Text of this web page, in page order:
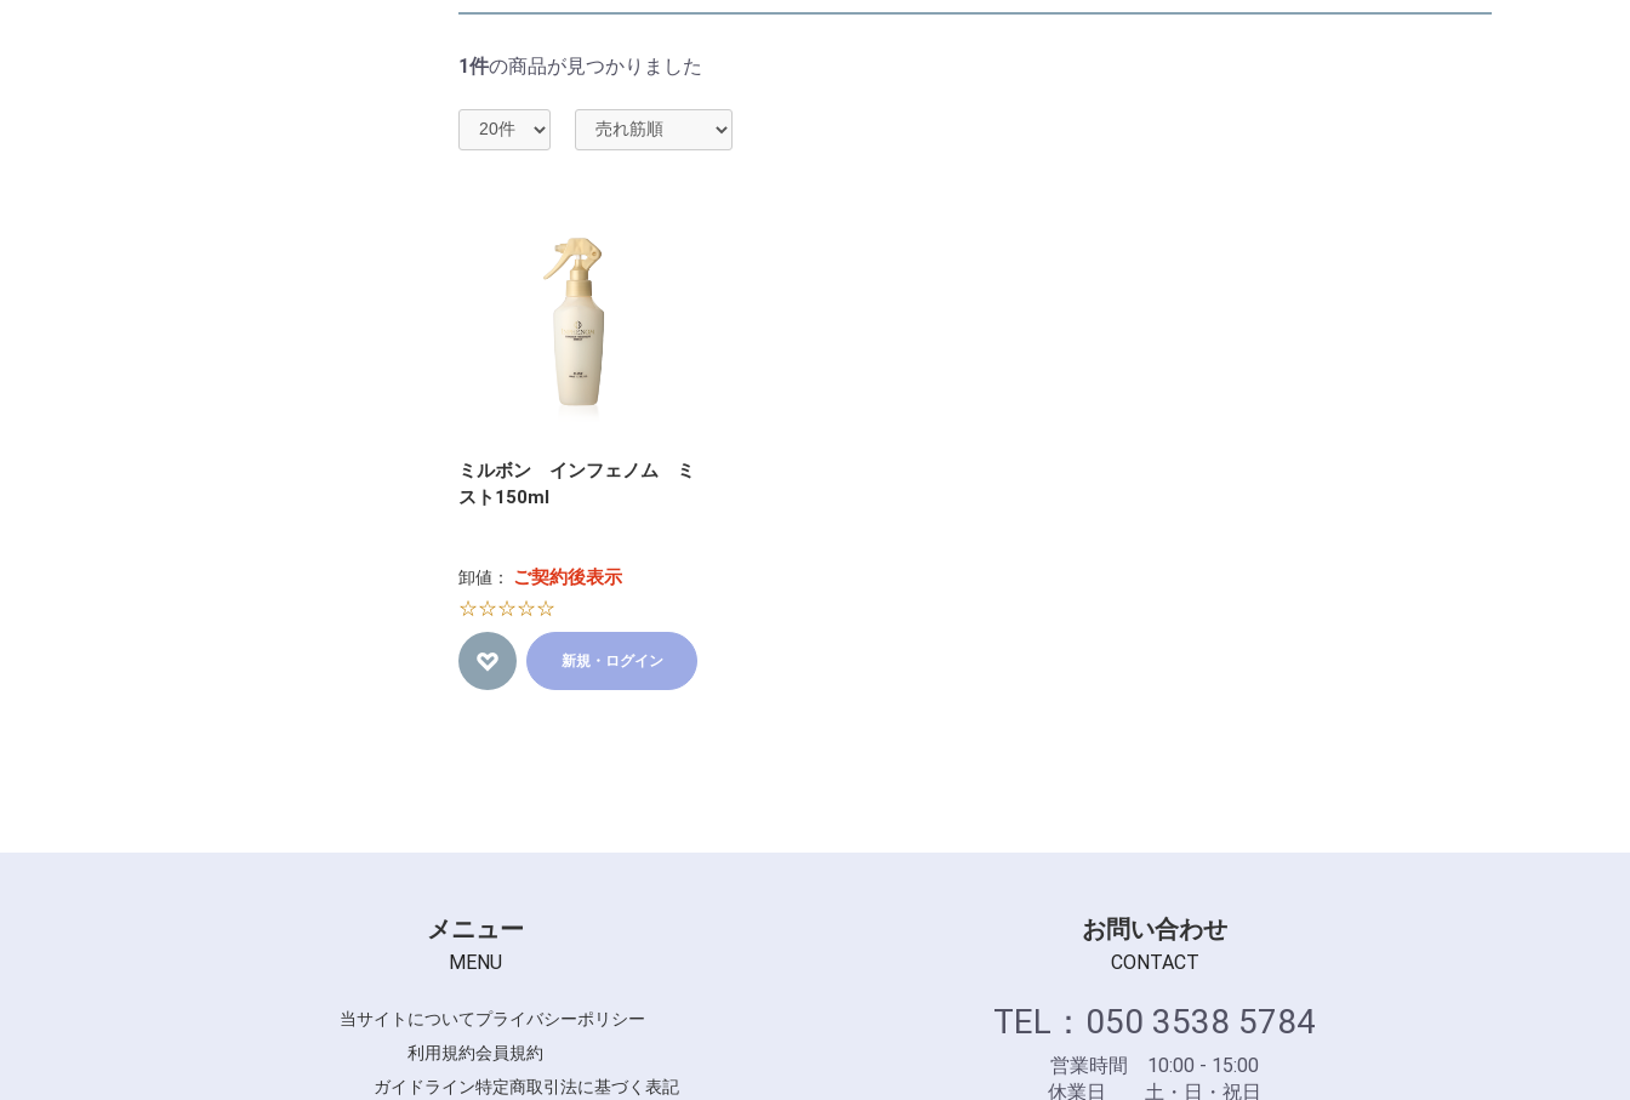
1件の商品が見つかりました
ミルボン インフェノム ミ
スト150ml
卸値： ご契約後表示
☆☆☆☆☆
新規・ログイン
メニュー
MENU
当サイトについてプライバシーポリシー
利用規約会員規約
ガイドライン特定商取引法に基づく表記
お問い合わせ
CONTACT
TEL：050 3538 5784
営業時間 10:00 - 15:00
休業日 土・日・祝日